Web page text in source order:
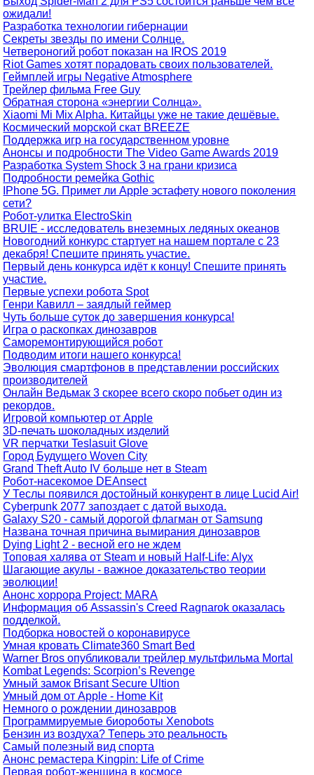
ожидали!
Разработка технологии гибернации
Секреты звезды по имени Солнце.
Четвероногий робот показан на IROS 2019
Riot Games хотят порадовать своих пользователей.
Геймплей игры Negative Atmosphere
Трейлер фильма Free Guy
Обратная сторона «энергии Солнца».
Xiaomi Mi Mix Alpha. Китайцы уже не такие дешёвые.
Космический морской скат BREEZE
Поддержка игр на государственном уровне
Анонсы и подробности The Video Game Awards 2019
Разработка System Shock 3 на грани кризиса
Подробности ремейка Gothic
IPhone 5G. Примет ли Apple эстафету нового поколения
сети?
Робот-улитка ElectroSkin
BRUIE - исследователь внеземных ледяных океанов
Новогодний конкурс стартует на нашем портале с 23
декабря! Спешите принять участие.
Первый день конкурса идёт к концу! Спешите принять
участие.
Первые успехи робота Spot
Генри Кавилл – заядлый геймер
Чуть больше суток до завершения конкурса!
Игра о раскопках динозавров
Саморемонтирующийся робот
Подводим итоги нашего конкурса!
Эволюция смартфонов в представлении российских
производителей
Онлайн Ведьмак 3 скорее всего скоро побьет один из
рекордов.
Игровой компьютер от Apple
3D-печать шоколадных изделий
VR перчатки Teslasuit Glove
Город Будущего Woven City
Grand Theft Auto IV больше нет в Steam
Робот-насекомое DEAnsect
У Теслы появился достойный конкурент в лице Lucid Air!
Cyberpunk 2077 запоздает с датой выхода.
Galaxy S20 - самый дорогой флагман от Samsung
Названа точная причина вымирания динозавров
Dying Light 2 - весной его не ждем
Топовая халява от Steam и новый Half-Life: Alyx
Шагающие акулы - важное доказательство теории
эволюции!
Анонс хоррора Project: MARA
Информация об Assassin's Creed Ragnarok оказалась
подделкой.
Подборка новостей о коронавирусе
Умная кровать Climate360 Smart Bed
Warner Bros опубликовали трейлер мультфильма Mortal
Kombat Legends: Scorpion’s Revenge
Умный замок Brisant Secure Ultion
Умный дом от Apple - Home Kit
Немного о рождении динозавров
Программируемые биороботы Xenobots
Бензин из воздуха? Теперь это реальность
Самый полезный вид спорта
Анонс ремастера Kingpin: Life of Crime
Первая робот-женщина в космосе